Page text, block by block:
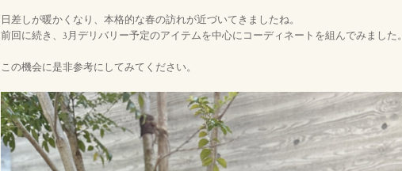
日差しが暖かくなり、本格的な春の訪れが近づいてきましたね。
前回に続き、3月デリバリー予定のアイテムを中心にコーディネートを組んでみました。
この機会に是非参考にしてみてください。